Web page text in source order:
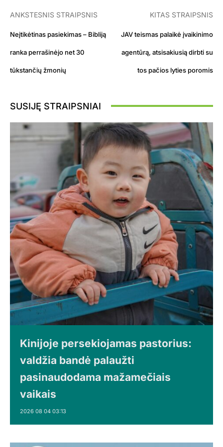
ANKSTESNIS STRAIPSNIS
Neįtikėtinas pasiekimas – Bibliją
ranka perrašinėjo net 30
tūkstančių žmonių
KITAS STRAIPSNIS
JAV teismas palaikė įvaikinimo
agentūrą, atsisakiusią dirbti su
tos pačios lyties poromis
SUSIJĘ STRAIPSNIAI
Kinijoje persekiojamas pastorius:
valdžia bandė palaužti
pasinaudodama mažamečiais
vaikais
2026 08 04 03:13